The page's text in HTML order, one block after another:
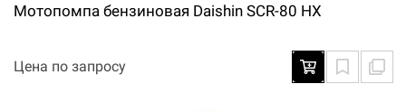
Мотопомпа бензиновая Daishin SCR-80 HX
Цена по запросу